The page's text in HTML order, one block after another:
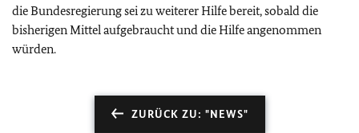
die Bundesregierung sei zu weiterer Hilfe bereit, sobald die
bisherigen Mittel aufgebraucht und die Hilfe angenommen
würden.
ZURÜCK ZU: "NEWS"